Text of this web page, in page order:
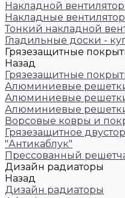
Накладной вентилятор
Накладные
Тонкий накладной
Гладильные доски -
Грязезащитные
Назад
Грязезащитные
Алюминиевые
Алюминиевые
Алюминиевые
Ворсовые ковры и
Грязезащитное
"Антикаблук"
Прессованный
Дизайн радиаторы
Назад
Дизайн радиаторы